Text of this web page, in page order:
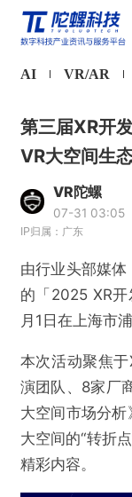
AI VR/AR
第三届XR开
VR大空间生
VR陀螺
07-31 03:05
IP归属：广东
由行业头部媒
的「2025 XR
月1日在上海市
本次活动聚焦
演团队、8家厂
大空间市场分
大空间的“转折
精彩内容。